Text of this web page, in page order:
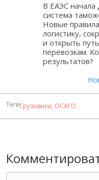
В ЕАЭС начала
система
Новые
логистику,
и открыть
перевозкам.
результатов?
ТегиГрузовики, ОСАГО.